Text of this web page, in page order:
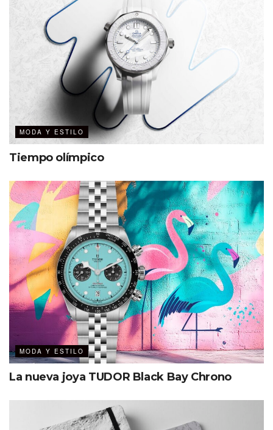
MODA Y ESTILO
Tiempo olímpico
MODA Y ESTILO
La nueva joya TUDOR Black Bay Chrono